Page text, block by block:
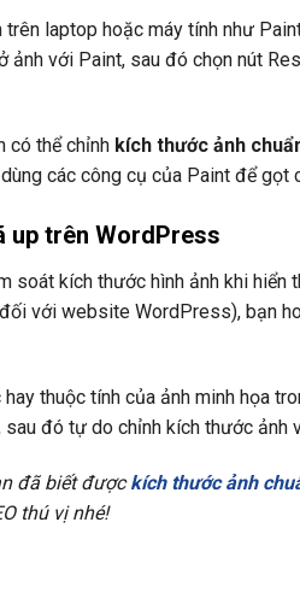
laptop hoặc máy tính như
ảnh với Paint, sau đó chọn nút
có thể chỉnh kích thước ảnh
các công cụ của Paint để gọt
up trên WordPress
soát kích thước hình ảnh khi
với website WordPress), bạn
thuộc tính của ảnh minh họa
đó tự do chỉnh kích thước ảnh
đã biết đượckích thước ảnh
thú vị nhé!